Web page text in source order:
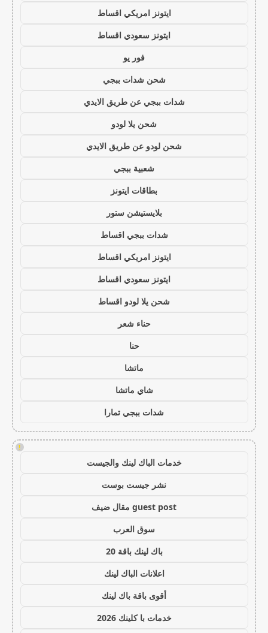
ايتونز امريكي اقساط
ايتونز سعودي اقساط
فور يو
شحن شدات ببجي
شدات ببجي عن طريق الايدي
شحن يلا لودو
شحن لودو عن طريق الايدي
شعبية ببجي
بطاقات ايتونز
بلايستيشن ستور
شدات ببجي اقساط
ايتونز امريكي اقساط
ايتونز سعودي اقساط
شحن يلا لودو اقساط
حناء شعر
حنا
ماتشا
شاي ماتشا
شدات ببجي تمارا
!
خدمات الباك لينك والجيست
نشر جيست بوست
guest post مقال ضيف
سوق العرب
باك لينك باقة 20
اعلانات الباك لينك
أقوى باقة باك لينك
خدمات با كلينك 2026